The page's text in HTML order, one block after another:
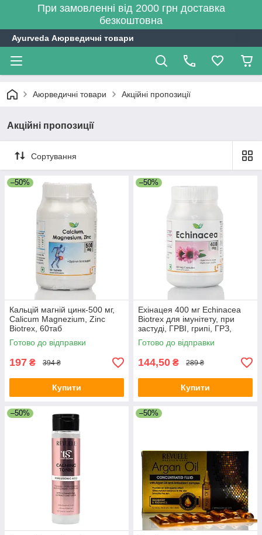
При замовленні від 2000 грн доставка
безкоштовна
Ayurveda Аюрведичні товари
Аюрведичні товари Акційні пропозиції
Акційні пропозиції
Сортування
–50%
Кальцій магній цинк-500 мг,
Calicum Magnezium, Zinc
Biotrex, 60таб
Готово до відправки
197 ₴ 394 ₴
Купити
–50%
Ехінацея 400 мг Echinacea
Biotrex для імунітету, при
застуді, ГРВІ, грипі, ГРЗ,
імуностимулятор
Готово до відправки
144,50 ₴ 289 ₴
Купити
–50% –50%